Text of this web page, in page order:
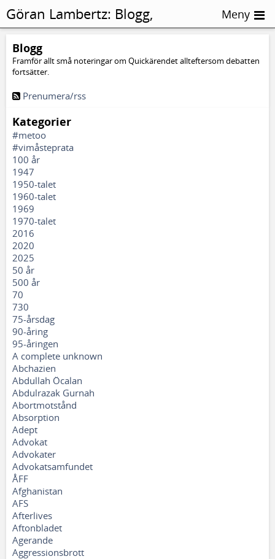
Blogg
Framför allt små noteringar om Quickärendet allteftersom debatten
fortsätter.
Prenumera/rss
Kategorier
#metoo
#vimåsteprata
100 år
1947
1950-talet
1960-talet
1969
1970-talet
2016
2020
2025
50 år
500 år
70
730
75-årsdag
90-åring
95-åringen
A complete unknown
Abchazien
Abdullah Öcalan
Abdulrazak Gurnah
Abortmotstånd
Absorption
Adept
Advokat
Advokater
Advokatsamfundet
ÅFF
Afghanistan
AFS
Afterlives
Aftonbladet
Agerande
Aggressionsbrott
Göran Lambertz: Blogg,
Kontinentlista
Meny